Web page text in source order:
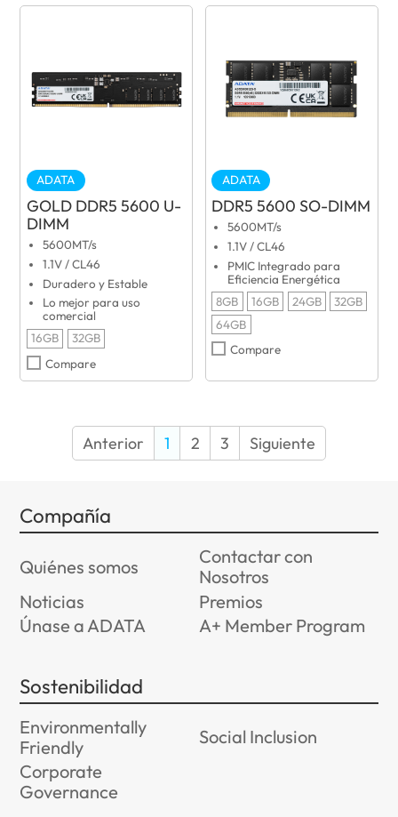
ADATA
GOLD DDR5 5600 U-
DIMM
5600MT/s
1.1V / CL46
Duradero y Estable
Lo mejor para uso
comercial
16GB
32GB
Compare
ADATA
DDR5 5600 SO-DIMM
5600MT/s
1.1V / CL46
PMIC Integrado para
Eficiencia Energética
8GB
16GB 24GB
32GB
64GB
Compare
Anterior 1 2 3 Siguiente
Compañía
Quiénes somos
Contactar con
Nosotros
Noticias
Premios
Únase a ADATA
A+ Member Program
Sostenibilidad
Environmentally
Friendly
Social Inclusion
Corporate
Governance